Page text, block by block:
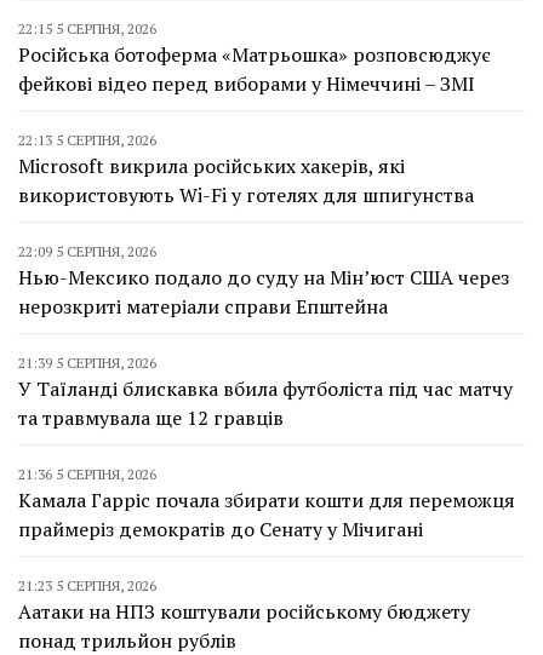
22:15 5 СЕРПНЯ, 2026
Російська ботоферма «Матрьошка» розповсюджує
фейкові відео перед виборами у Німеччині – ЗМІ
22:13 5 СЕРПНЯ, 2026
Microsoft викрила російських хакерів, які
використовують Wi-Fi у готелях для шпигунства
22:09 5 СЕРПНЯ, 2026
Нью-Мексико подало до суду на Мін’юст США через
нерозкриті матеріали справи Епштейна
21:39 5 СЕРПНЯ, 2026
У Таїланді блискавка вбила футболіста під час матчу
та травмувала ще 12 гравців
21:36 5 СЕРПНЯ, 2026
Камала Гарріс почала збирати кошти для переможця
праймеріз демократів до Сенату у Мічигані
21:23 5 СЕРПНЯ, 2026
Аатаки на НПЗ коштували російському бюджету
понад трильйон рублів